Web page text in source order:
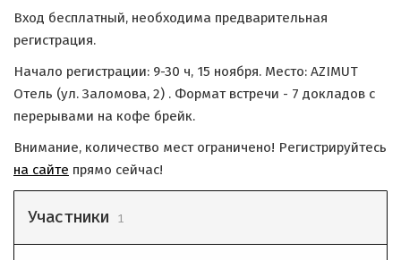
Вход бесплатный, необходима предварительная
регистрация.
Начало регистрации: 9-30 ч, 15 ноября. Место: AZIMUT
Отель (ул. Заломова, 2) . Формат встречи - 7 докладов с
перерывами на кофе брейк.
Внимание, количество мест ограничено! Регистрируйтесь
на сайте прямо сейчас!
Участники 1